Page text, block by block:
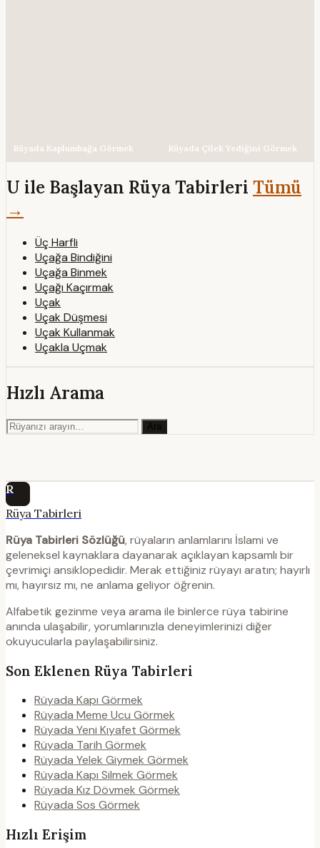
Rüyada Kaplumbağa Görmek Rüyada Çilek Yediğini Görmek
U ile Başlayan Rüya Tabirleri Tümü
→
Üç Harfli
Uçağa Bindiğini
Uçağa Binmek
Uçağı Kaçırmak
Uçak
Uçak Düşmesi
Uçak Kullanmak
Uçakla Uçmak
Hızlı Arama
Ara
R
Rüya Tabirleri
Rüya Tabirleri Sözlüğü, rüyaların anlamlarını İslami ve
geleneksel kaynaklara dayanarak açıklayan kapsamlı bir
çevrimiçi ansiklopedidir. Merak ettiğiniz rüyayı aratın; hayırlı
mı, hayırsız mı, ne anlama geliyor öğrenin.
Alfabetik gezinme veya arama ile binlerce rüya tabirine
anında ulaşabilir, yorumlarınızla deneyimlerinizi diğer
okuyucularla paylaşabilirsiniz.
Son Eklenen Rüya Tabirleri
Rüyada Kapı Görmek
Rüyada Meme Ucu Görmek
Rüyada Yeni Kıyafet Görmek
Rüyada Tarih Görmek
Rüyada Yelek Giymek Görmek
Rüyada Kapı Silmek Görmek
Rüyada Kız Dövmek Görmek
Rüyada Sos Görmek
Hızlı Erişim